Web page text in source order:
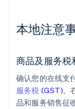
本地注意
商品及服务税
确认您的在线支
服务税 (GST)。
品和服务销售征